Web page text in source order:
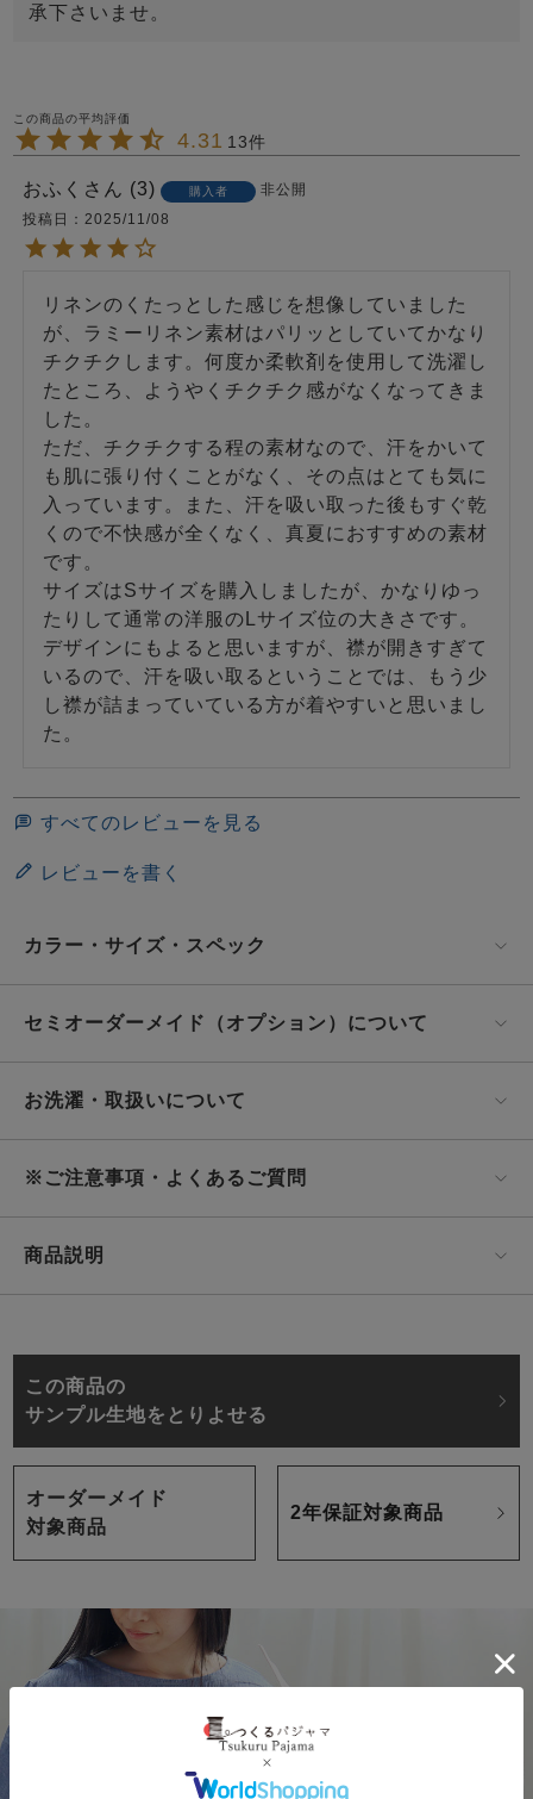
承下さいませ。
4.31 13
おふく 3 購入者
非公開
投稿日
2025/11/08
リネンのくたっとした感じを想像していました
が、ラミーリネン素材はパリッとしていてかなり
チクチクします。何度か柔軟剤を使用して洗濯し
たところ、ようやくチクチク感がなくなってきま
した。
ただ、チクチクする程の素材なので、汗をかいて
も肌に張り付くことがなく、その点はとても気に
入っています。また、汗を吸い取った後もすぐ乾
くので不快感が全くなく、真夏におすすめの素材
です。
サイズはSサイズを購入しましたが、かなりゆっ
たりして通常の洋服のLサイズ位の大きさです。
デザインにもよると思いますが、襟が開きすぎて
いるので、汗を吸い取るということでは、もう少
し襟が詰まっていている方が着やすいと思いまし
た。
すべてのレビューを見る
レビューを書く
カラー・サイズ・スペック
セミオーダーメイド（オプション）について
お洗濯・取扱いについて
※ご注意事項・よくあるご質問
商品説明
この商品の
サンプル生地をとりよせる
オーダーメイド
対象商品
2年保証対象商品